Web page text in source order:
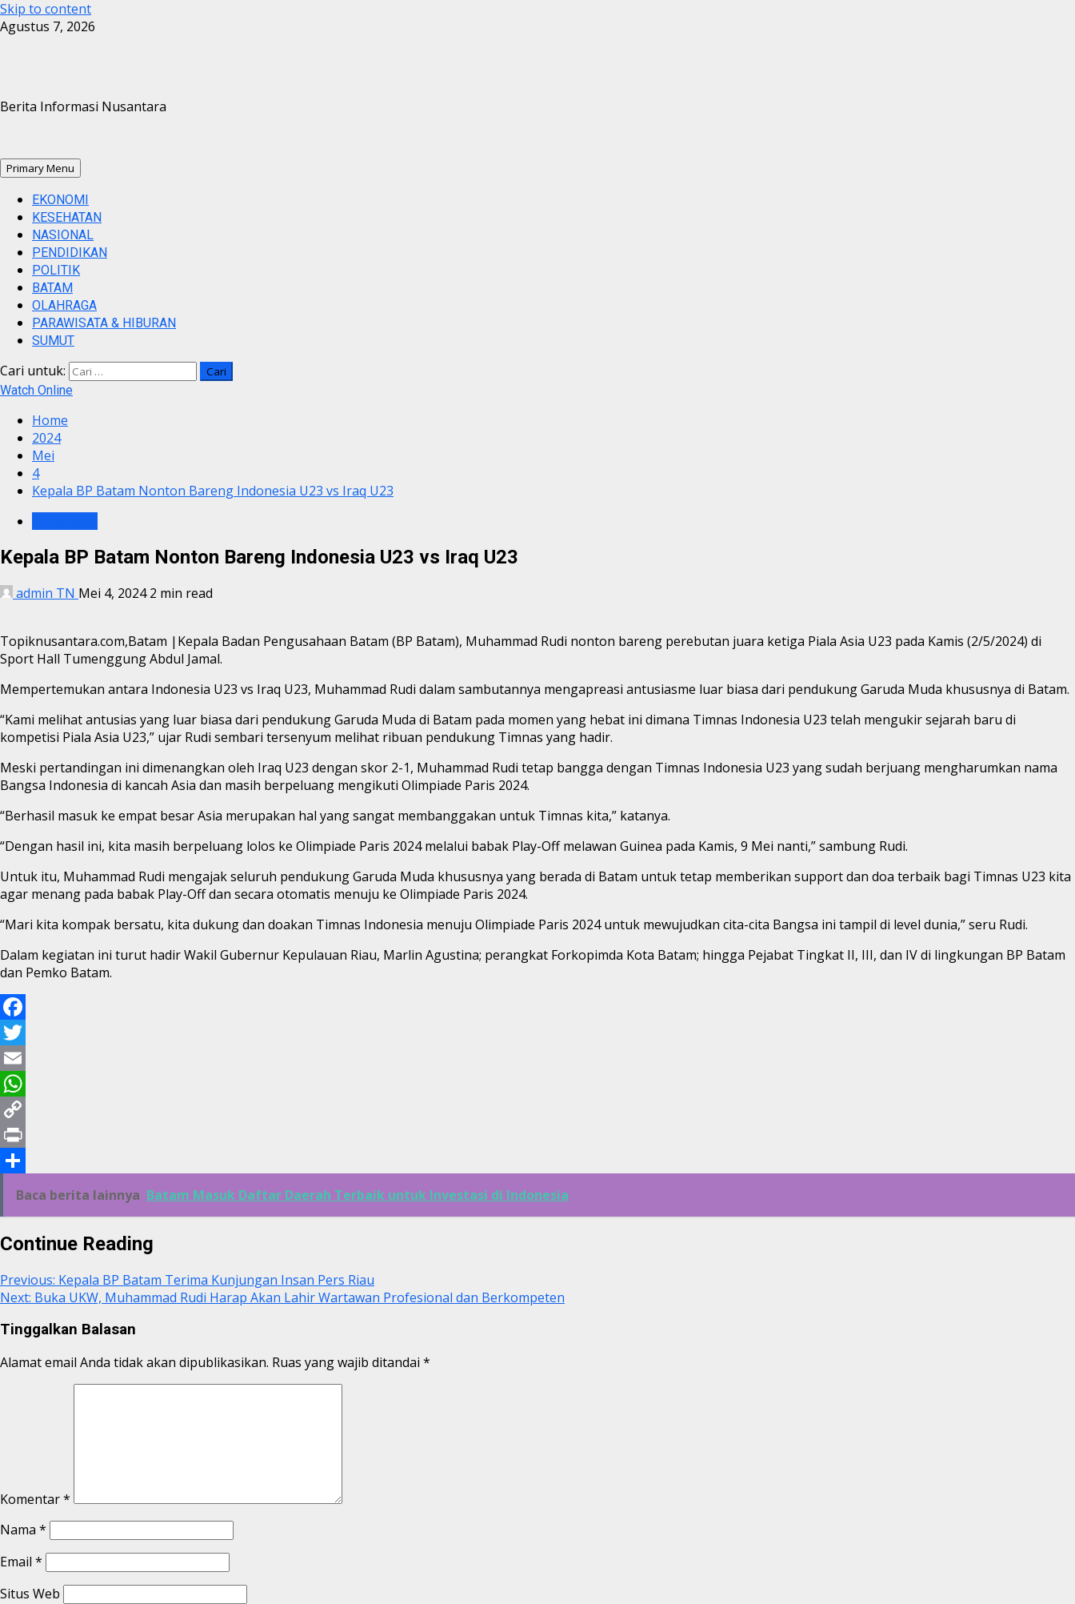
Skip to content
Agustus 7, 2026
Berita Informasi Nusantara
Primary Menu
EKONOMI
KESEHATAN
NASIONAL
PENDIDIKAN
POLITIK
BATAM
OLAHRAGA
PARAWISATA & HIBURAN
SUMUT
Cari untuk:
Watch Online
Home
2024
Mei
4
Kepala BP Batam Nonton Bareng Indonesia U23 vs Iraq U23
Kepala BP Batam Nonton Bareng Indonesia U23 vs Iraq U23
admin TN Mei 4, 20242 min read
Topiknusantara.com,Batam |Kepala Badan Pengusahaan Batam (BP Batam), Muhammad Rudi nonton bareng perebutan juara ketiga Piala Asia U23 pada Kamis (2/5/2024) di
Sport Hall Tumenggung Abdul Jamal.
Mempertemukan antara Indonesia U23 vs Iraq U23, Muhammad Rudi dalam sambutannya mengapreasi antusiasme luar biasa dari pendukung Garuda Muda khususnya di Batam.
“Kami melihat antusias yang luar biasa dari pendukung Garuda Muda di Batam pada momen yang hebat ini dimana Timnas Indonesia U23 telah mengukir sejarah baru di
kompetisi Piala Asia U23,” ujar Rudi sembari tersenyum melihat ribuan pendukung Timnas yang hadir.
Meski pertandingan ini dimenangkan oleh Iraq U23 dengan skor 2-1, Muhammad Rudi tetap bangga dengan Timnas Indonesia U23 yang sudah berjuang mengharumkan nama
Bangsa Indonesia di kancah Asia dan masih berpeluang mengikuti Olimpiade Paris 2024.
“Berhasil masuk ke empat besar Asia merupakan hal yang sangat membanggakan untuk Timnas kita,” katanya.
“Dengan hasil ini, kita masih berpeluang lolos ke Olimpiade Paris 2024 melalui babak Play-Off melawan Guinea pada Kamis, 9 Mei nanti,” sambung Rudi.
Untuk itu, Muhammad Rudi mengajak seluruh pendukung Garuda Muda khususnya yang berada di Batam untuk tetap memberikan support dan doa terbaik bagi Timnas U23 kita
agar menang pada babak Play-Off dan secara otomatis menuju ke Olimpiade Paris 2024.
“Mari kita kompak bersatu, kita dukung dan doakan Timnas Indonesia menuju Olimpiade Paris 2024 untuk mewujudkan cita-cita Bangsa ini tampil di level dunia,” seru Rudi.
Dalam kegiatan ini turut hadir Wakil Gubernur Kepulauan Riau, Marlin Agustina; perangkat Forkopimda Kota Batam; hingga Pejabat Tingkat II, III, dan IV di lingkungan BP Batam
dan Pemko Batam.
Facebook
Twitter
Email
WhatsApp
Copy
Link
Print
ShareBaca berita lainnya Batam Masuk Daftar Daerah Terbaik untuk Investasi di Indonesia
Continue Reading
Previous: Kepala BP Batam Terima Kunjungan Insan Pers Riau
Next: Buka UKW, Muhammad Rudi Harap Akan Lahir Wartawan Profesional dan Berkompeten
Tinggalkan Balasan
Alamat email Anda tidak akan dipublikasikan. Ruas yang wajib ditandai *
Komentar*
Nama *
Email *
Situs Web